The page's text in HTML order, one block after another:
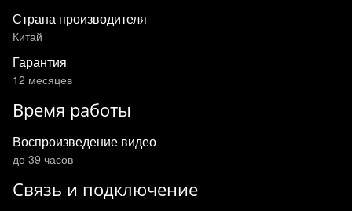
Страна производителя
Китай
Гарантия
12 месяцев
Время работы
Воспроизведение видео
до 39 часов
Связь и подключение